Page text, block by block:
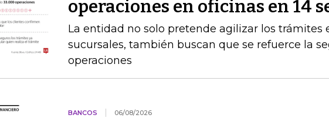
operaciones en oficinas en 14
La entidad no solo pretende agilizar los trámites
sucursales, también buscan que se refuerce la
operaciones
BANCOS 06/08/2026